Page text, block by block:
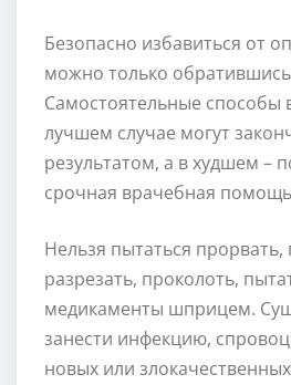
Безопасно избавиться от
можно только обратившись
Самостоятельные способы
лучшем случае могут
результатом, а в худшем –
срочная врачебная
Нельзя пытаться
разрезать, проколоть,
медикаменты шприцем.
занести инфекцию,
новых или